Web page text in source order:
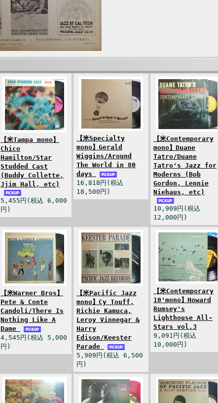
【米Tampa mono】
Chico
Hamilton/Star
Studded Cast
(Buddy Collette,
Jjim Hall, etc)
5,455円(税込 6,000
円)
【米Specialty
mono】Gerald
Wiggins/Around
The World in 80
days
16,818円(税込
18,500円)
【米Contemporary
mono】Duane
Tatro/Duane
Tatro's Jazz for
Moderns (Bob
Gordon, Lennie
Niehaus, etc)
10,909円(税込
12,000円)
【米Warner Bros】
Pete & Conte
Candoli/There Is
Nothing Like A
Dame
4,545円(税込 5,000
円)
【米Pacific Jazz
mono】Cy Touff,
Richie Kamuca,
Leroy Vinnegar &
Harry
Edison/Keester
Parade
5,909円(税込 6,500
円)
【米Contemporary
10'mono】Howard
Rumsey's
Lighthouse All-
Stars vol.3
9,091円(税込
10,000円)